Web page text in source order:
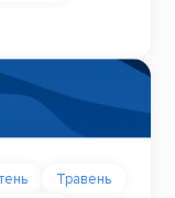
Травень